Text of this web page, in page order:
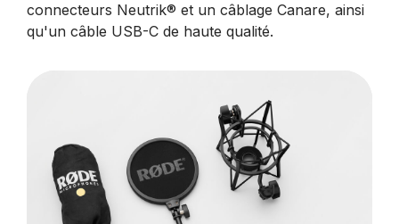
connecteurs Neutrik® et un câblage Canare, ainsi
qu'un câble USB-C de haute qualité.